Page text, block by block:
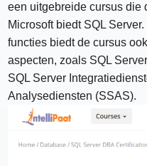
een uitgebreide cursus die
Microsoft biedt SQL
functies biedt de cursus
aspecten, zoals SQL
SQL Server
Analysediensten (SSAS).